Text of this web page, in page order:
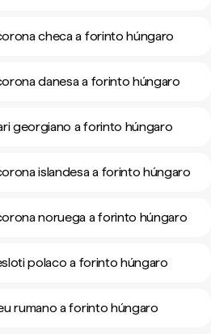
checa a forinto húngaro
danesa a forinto húngaro
georgiano a forinto húngaro
islandesa a forinto húngaro
noruega a forinto húngaro
polaco a forinto húngaro
rumano a forinto húngaro